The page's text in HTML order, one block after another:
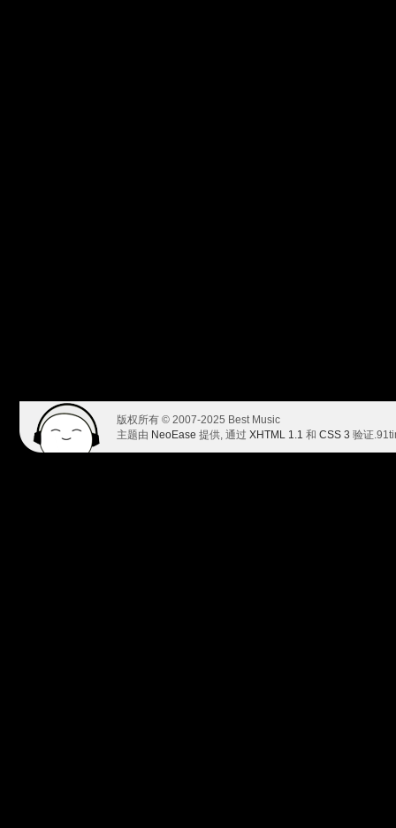
版权所有 © 2007-2025 Best Music
主题由 NeoEase 提供, 通过 XHTML 1.1 和 CSS 3 验证.